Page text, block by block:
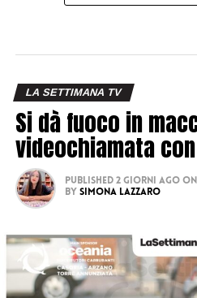
LA SETTIMANA TV
Si dà fuoco in
videochiamata
Published 2 giorni ago on
By Simona Lazzaro